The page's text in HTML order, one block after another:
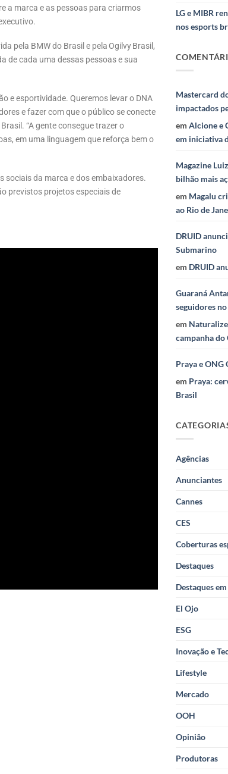
a marca e as pessoas para criarmos
pela BMW do Brasil e pela Ogilvy Brasil,
de cada uma dessas pessoas e sua
e esportividade. Queremos levar o DNA
e fazer com que o público se conecte
“A gente consegue trazer o
em uma linguagem que reforça bem o
sociais da marca e dos embaixadores.
previstos projetos especiais de
LG e MIBR
nos esports
Mastercard
impactados
emAlcione e
em iniciativa
Magazine
bilhão mais
em Magalu
ao Rio de
DRUID
Submarino
em DRUID
Guaraná
seguidores
em
campanha
Praya e ONG
em Praya:
Brasil
Agências
Anunciantes
Cannes
CES
Coberturas
Destaques
Destaques
El Ojo
ESG
Inovação e
Lifestyle
Mercado
OOH
Opinião
Produtoras